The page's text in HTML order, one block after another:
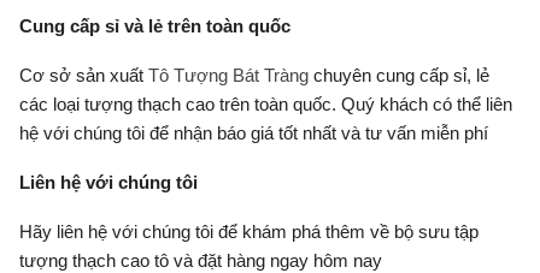
Cung cấp sỉ và lẻ trên toàn quốc
Cơ sở sản xuất Tô Tượng Bát Tràng chuyên cung cấp sỉ, lẻ
các loại tượng thạch cao trên toàn quốc. Quý khách có thể liên
hệ với chúng tôi để nhận báo giá tốt nhất và tư vấn miễn phí
Liên hệ với chúng tôi
Hãy liên hệ với chúng tôi để khám phá thêm về bộ sưu tập
tượng thạch cao tô và đặt hàng ngay hôm nay